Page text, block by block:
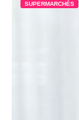
SUPERMARCHÉS